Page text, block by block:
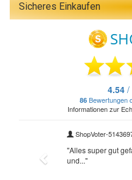
Sicheres Einkaufen